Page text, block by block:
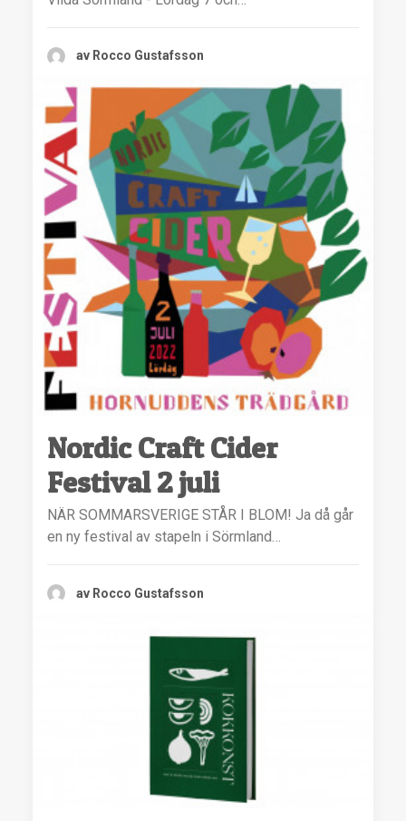
av Rocco Gustafsson
Nordic Craft Cider
Festival 2 juli
NÄR SOMMARSVERIGE STÅR I BLOM! Ja då går
en ny festival av stapeln i Sörmland…
av Rocco Gustafsson